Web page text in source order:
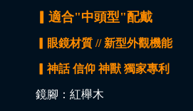
▎適合"中頭型"配戴
▎眼鏡材質 // 新型外觀機能
▎神話 信仰 神獸 獨家專利
鏡腳：紅櫸木